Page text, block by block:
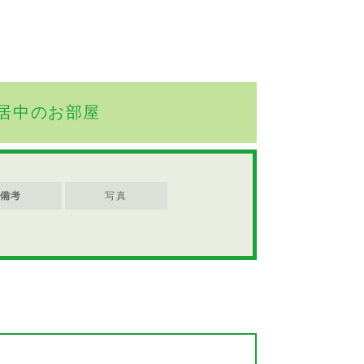
中のお部屋
備考 写真